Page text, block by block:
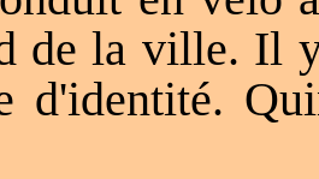
de la ville. Il
d'identité.